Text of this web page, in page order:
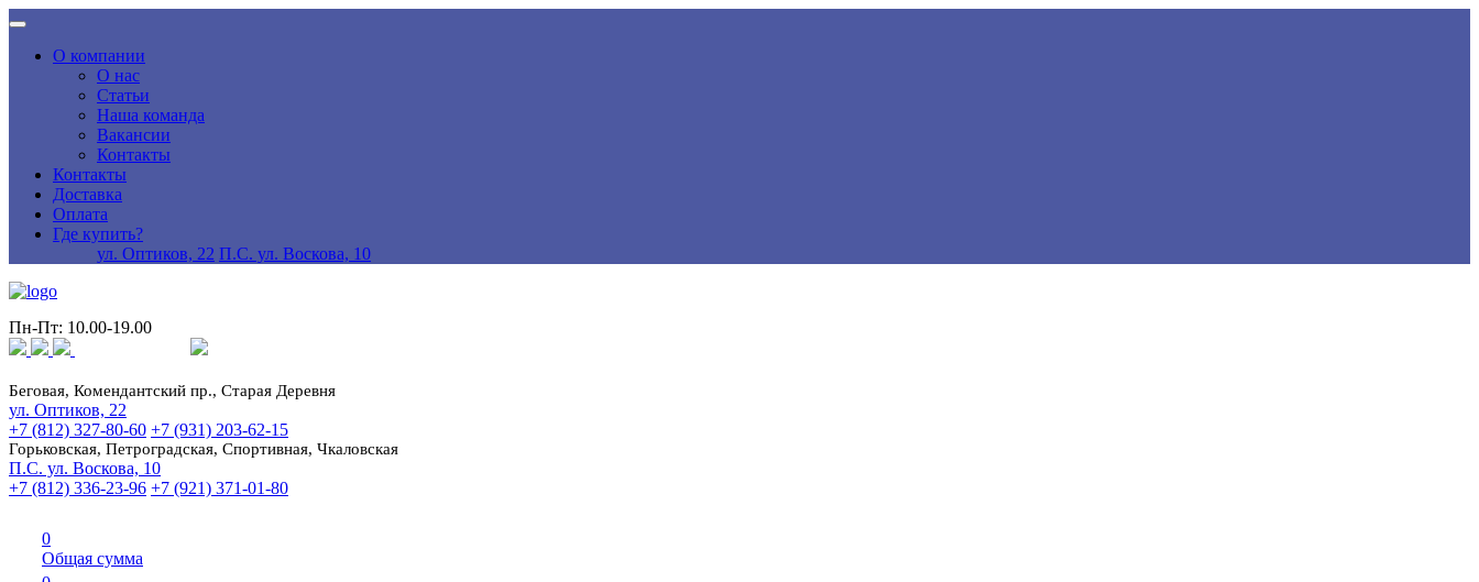
О компании
О нас
Статьи
Наша команда
Вакансии
Контакты
Контакты
Доставка
Оплата
Где купить?
ул. Оптиков, 22 П.С. ул. Воскова, 10
Пн-Пт: 10.00-19.00
Беговая, Комендантский пр., Старая Деревня
ул. Оптиков, 22
+7 (812) 327-80-60 +7 (931) 203-62-15
Горьковская, Петроградская, Спортивная, Чкаловская
П.С. ул. Воскова, 10
+7 (812) 336-23-96 +7 (921) 371-01-80
0
Общая сумма